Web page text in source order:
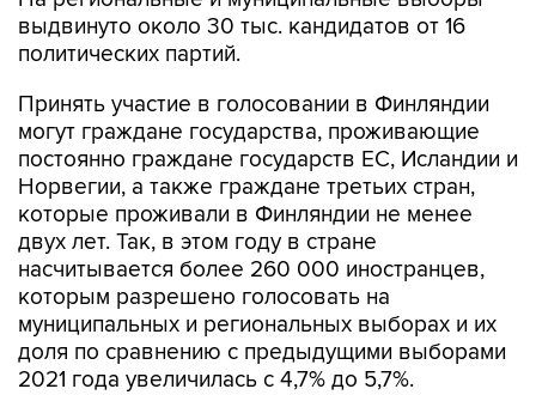
выдвинуто около 30 тыс. кандидатов от 16
политических партий.
Принять участие в голосовании в Финляндии
могут граждане государства, проживающие
постоянно граждане государств ЕС, Исландии и
Норвегии, а также граждане третьих стран,
которые проживали в Финляндии не менее
двух лет. Так, в этом году в стране
насчитывается более 260 000 иностранцев,
которым разрешено голосовать на
муниципальных и региональных выборах и их
доля по сравнению с предыдущими выборами
2021 года увеличилась с 4,7% до 5,7%.